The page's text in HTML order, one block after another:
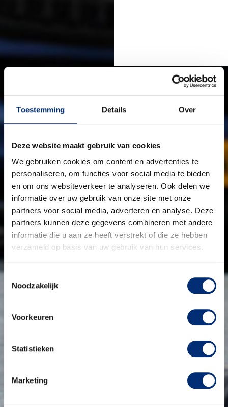
Toestemming Details Over
Deze website maakt gebruik van cookies
We gebruiken cookies om content en advertenties te
personaliseren, om functies voor social media te bieden
en om ons websiteverkeer te analyseren. Ook delen we
informatie over uw gebruik van onze site met onze
partners voor social media, adverteren en analyse. Deze
partners kunnen deze gegevens combineren met andere
informatie die u aan ze heeft verstrekt of die ze hebben
verzameld op basis van uw gebruik van hun services.
Toestemmingsselectie
Noodzakelijk
Voorkeuren
Statistieken
Marketing